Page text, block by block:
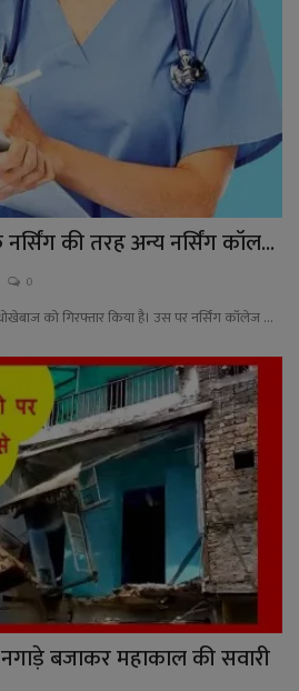
की तरह अन्य नर्सिंग कॉल...
0
को गिरफ्तार किया है। उस पर नर्सिंग कॉलेज ...
बजाकर महाकाल की सवारी